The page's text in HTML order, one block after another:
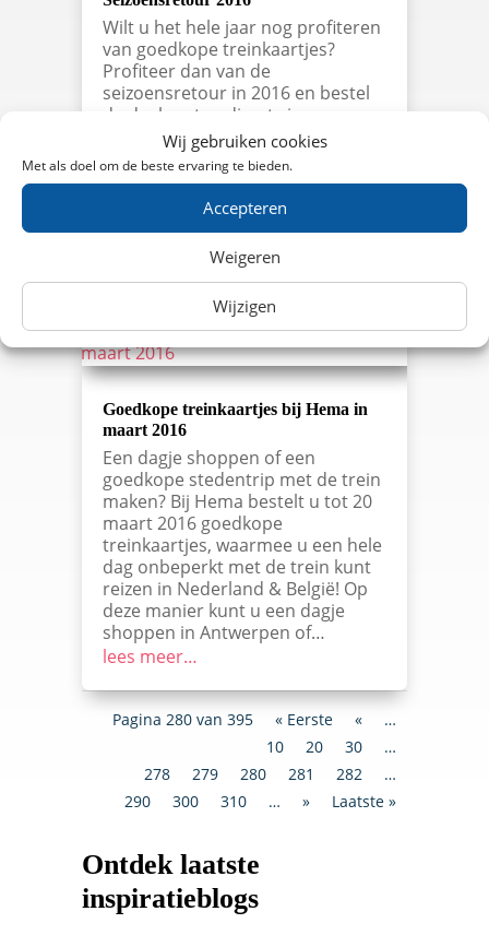
Wij gebruiken cookies
Met als doel om de beste ervaring te bieden.
Accepteren
Weigeren
Wijzigen
Wilt u het hele jaar nog profiteren
van goedkope treinkaartjes?
Profiteer dan van de
seizoensretour in 2016 en bestel
de dagkaarten direct via onze
website. Voor € 33,- bestelt u 3x
een NS Weekenddagkaarten,
waarmee u 3 weekenden een
zaterdag of zondag onbeperkt
Goedkope treinkaartjes bij Hema in
maart 2016
Een dagje shoppen of een
goedkope stedentrip met de trein
maken? Bij Hema bestelt u tot 20
maart 2016 goedkope
treinkaartjes, waarmee u een hele
dag onbeperkt met de trein kunt
reizen in Nederland & België! Op
deze manier kunt u een dagje
shoppen in Antwerpen of…
lees meer…
Pagina 280 van 395 « Eerste «
…
10
20 30
…
278
279 280 281 282
…
290
300 310 … » Laatste »
Ontdek laatste
inspiratieblogs